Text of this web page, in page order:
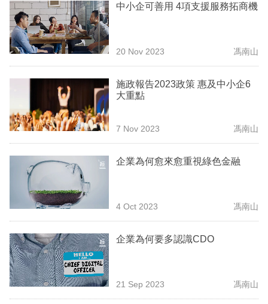
職
場
生
活
事
專
訂
閱
專
中小企可善用 4項支援服務拓商機
20 Nov 2023 馮南山
施政報告2023政策 惠及中小企6
大重點
7 Nov 2023 馮南山
企業為何愈來愈重視綠色金融
4 Oct 2023 馮南山
企業為何要多認識CDO
21 Sep 2023 馮南山